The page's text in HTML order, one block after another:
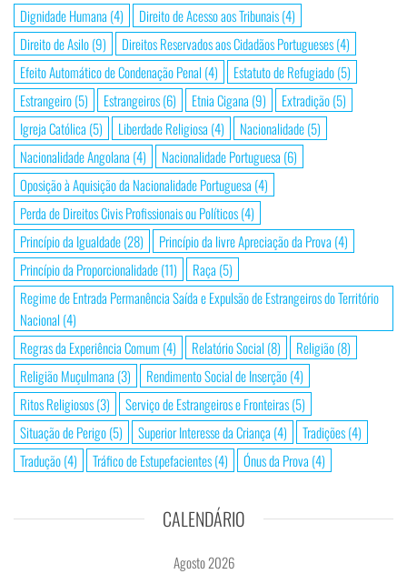
Dignidade Humana (4) Direito de Acesso aos Tribunais(4)
Direito de Asilo(9) Direitos Reservados aos Cidadãos Portugueses(4)
Efeito Automático de Condenação Penal (4) Estatuto de Refugiado(5)
Estrangeiro(5) Estrangeiros(6) Etnia Cigana (9) Extradição(5)
Igreja Católica (5) Liberdade Religiosa (4) Nacionalidade(5)
Nacionalidade Angolana (4) Nacionalidade Portuguesa (6)
Oposição à Aquisição da Nacionalidade Portuguesa (4)
Perda de Direitos Civis Profissionais ou Políticos(4)
Princípio da Igualdade(28) Princípio da livre Apreciação da Prova (4)
Princípio da Proporcionalidade(11) Raça (5)
Regime de Entrada Permanência Saída e Expulsão de Estrangeiros do Território
Nacional (4)
Regras da Experiência Comum (4) Relatório Social (8) Religião(8)
Religião Muçulmana (3) Rendimento Social de Inserção(4)
Ritos Religiosos(3) Serviço de Estrangeiros e Fronteiras(5)
Situação de Perigo(5) Superior Interesse da Criança (4) Tradições(4)
Tradução(4) Tráfico de Estupefacientes(4) Ónus da Prova (4)
CALENDÁRIO
Agosto 2026